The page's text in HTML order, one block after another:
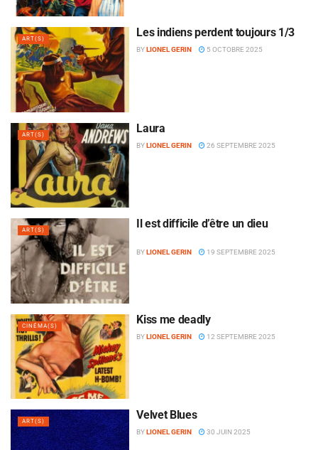
ART(S) Les indiens perdent toujours 1/3
BYLIONEL GERIN 5 OCTOBRE 2025
ART(S) Laura
BYLIONEL GERIN 26 SEPTEMBRE 2025
ART(S) Il est difficile d’être un dieu
BYLIONEL GERIN 19 SEPTEMBRE 2025
CINÉMA(S) Kiss me deadly
BYLIONEL GERIN 12 SEPTEMBRE 2025
ART(S) Velvet Blues
BYLIONEL GERIN 30 JUIN 2025